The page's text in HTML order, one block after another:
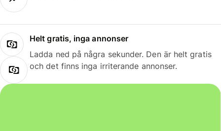
Helt gratis, inga annonser
Ladda ned på några sekunder. Den är helt gratis
och det finns inga irriterande annonser.